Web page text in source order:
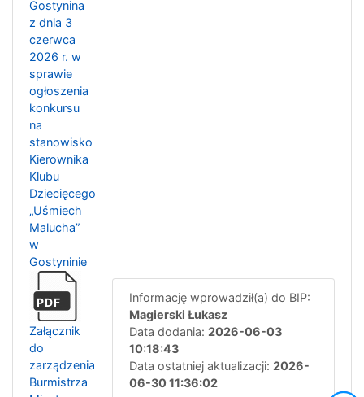
Gostynina
z dnia 3
czerwca
2026 r. w
sprawie
ogłoszenia
konkursu
na
stanowisko
Kierownika
Klubu
Dziecięcego
„Uśmiech
Malucha”
w
Gostyninie
PDF
Załącznik
do
zarządzenia
Burmistrza
Informację wprowadził(a) do BIP:
Magierski Łukasz
Data dodania: 2026-06-03
10:18:43
Data ostatniej aktualizacji: 2026-
06-30 11:36:02